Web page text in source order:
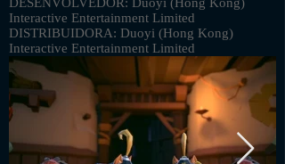
Interactive Entertainment Limited
DISTRIBUIDORA: Duoyi (Hong Kong)
Interactive Entertainment Limited